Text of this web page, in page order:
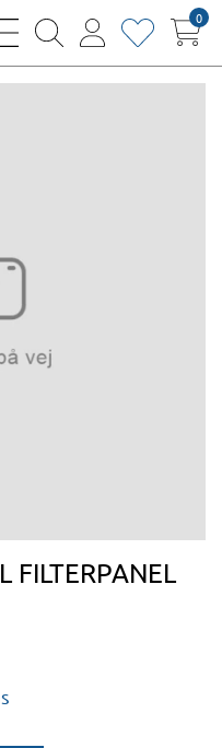
bars
thin
magnifying
thin
user
heart0
FILTERPANEL